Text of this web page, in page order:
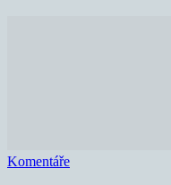
Komentáře